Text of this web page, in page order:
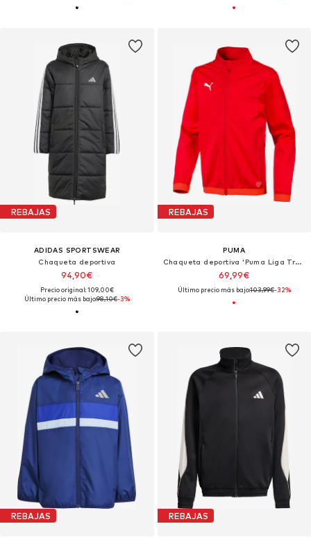
REBAJAS
ADIDAS SPORTSWEAR
Chaqueta deportiva
94,90€
Precio original: 109,00€
Último precio más bajo:98,10€-3%
REBAJAS
PUMA
Chaqueta deportiva 'Puma Liga Training Jacket Jr'
69,99€
Último precio más bajo:103,99€-32%
REBAJAS REBAJAS